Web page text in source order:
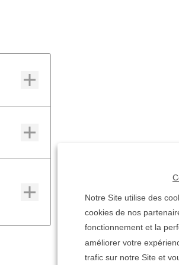
Notre Site utilise des
cookies de nos
fonctionnement et la
améliorer votre
trafic sur notre Site et